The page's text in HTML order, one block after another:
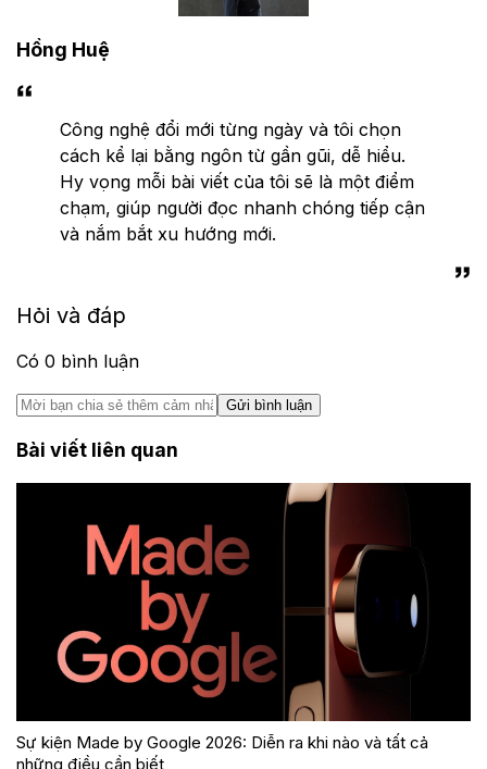
Hồng Huệ
Công nghệ đổi mới từng ngày và tôi chọn
cách kể lại bằng ngôn từ gần gũi, dễ hiểu.
Hy vọng mỗi bài viết của tôi sẽ là một điểm
chạm, giúp người đọc nhanh chóng tiếp cận
và nắm bắt xu hướng mới.
Hỏi và đáp
Có 0 bình luận
Gửi bình luận
Bài viết liên quan
Sự kiện Made by Google 2026: Diễn ra khi nào và tất cả
những điều cần biết